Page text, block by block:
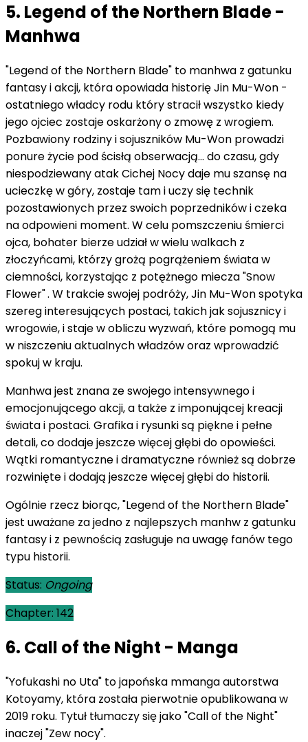
5. Legend of the Northern Blade -
Manhwa
"Legend of the Northern Blade" to manhwa z gatunku
fantasy i akcji, która opowiada historię Jin Mu-Won -
ostatniego władcy rodu który stracił wszystko kiedy
jego ojciec zostaje oskarżony o zmowę z wrogiem.
Pozbawiony rodziny i sojuszników Mu-Won prowadzi
ponure życie pod ścisłą obserwacją... do czasu, gdy
niespodziewany atak Cichej Nocy daje mu szansę na
ucieczkę w góry, zostaje tam i uczy się technik
pozostawionych przez swoich poprzedników i czeka
na odpowieni moment. W celu pomszczeniu śmierci
ojca, bohater bierze udział w wielu walkach z
złoczyńcami, którzy grożą pogrążeniem świata w
ciemności, korzystając z potężnego miecza "Snow
Flower". W trakcie swojej podróży, Jin Mu-Won spotyka
szereg interesujących postaci, takich jak sojusznicy i
wrogowie, i staje w obliczu wyzwań, które pomogą mu
w niszczeniu aktualnych władzów oraz wprowadzić
spokuj w kraju.
Manhwa jest znana ze swojego intensywnego i
emocjonującego akcji, a także z imponującej kreacji
świata i postaci. Grafika i rysunki są piękne i pełne
detali, co dodaje jeszcze więcej głębi do opowieści.
Wątki romantyczne i dramatyczne również są dobrze
rozwinięte i dodają jeszcze więcej głębi do historii.
Ogólnie rzecz biorąc, "Legend of the Northern Blade"
jest uważane za jedno z najlepszych manhw z gatunku
fantasy i z pewnością zasługuje na uwagę fanów tego
typu historii.
Status: Ongoing
Chapter: 142
6. Call of the Night - Manga
"Yofukashi no Uta" to japońska mmanga autorstwa
Kotoyamy, która została pierwotnie opublikowana w
2019 roku. Tytuł tłumaczy się jako "Call of the Night"
inaczej "Zew nocy".